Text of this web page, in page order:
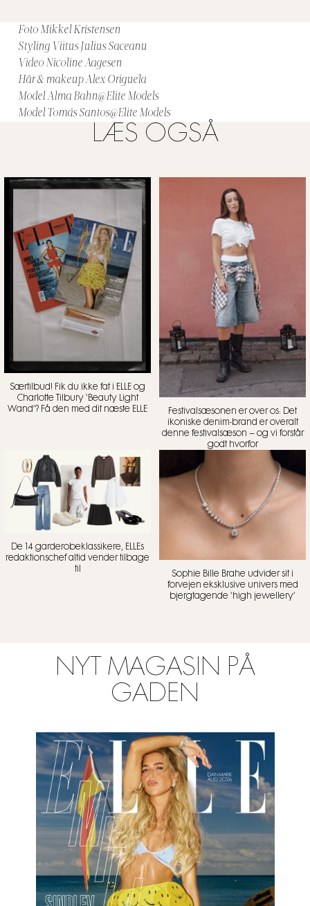
Foto Mikkel Kristensen
Styling ViitusJulius Saceanu
Video Nicoline Aagesen
Hår & makeup AlexOriguela
Model Alma Bahn@Elite Models
Model Tomás Santos@Elite Models
LÆS OGSÅ
Særtilbud! Fik du ikke fat i ELLE og
Charlotte Tilbury ‘Beauty Light
Wand’? Få den med dit næste ELLE
Festivalsæsonen er over os: Det
ikoniske denim-brand er overalt
denne festivalsæson – og vi forstår
godt hvorfor
De 14 garderobeklassikere, ELLEs
redaktionschef altid vender tilbage
til
Sophie Bille Brahe udvider sit i
forvejen eksklusive univers med
bjergtagende ‘high jewellery’
NYT MAGASIN PÅ
GADEN